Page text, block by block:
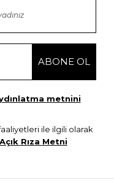
metnini
ile ilgili olarak
Açık Rıza Metni